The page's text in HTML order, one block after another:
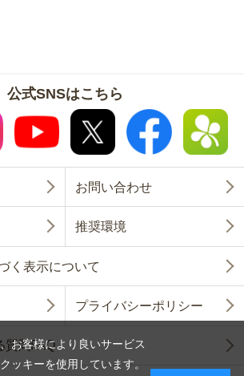
公式SNSはこちら
お問い合わせ
推奨環境
く表示について
プライバシーポリシー
質問FAQ
お客様により良いサービス
ッキーを使用しています。